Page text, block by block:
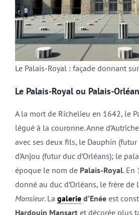
Le Palais-Royal : façade donnant
Le Palais-Royal ou Palais-
A la mort de Richelieu en 1642, le
légué à la couronne. Anne
avec ses deux fils, le Dauphin
d’Anjou (futur duc d’Orléans); le
époque le nom de Palais-Royal. En
donné au duc d’Orléans, le frère de
Monsieur. La galeried’Enéeest
Hardouin Mansartet décorée plus